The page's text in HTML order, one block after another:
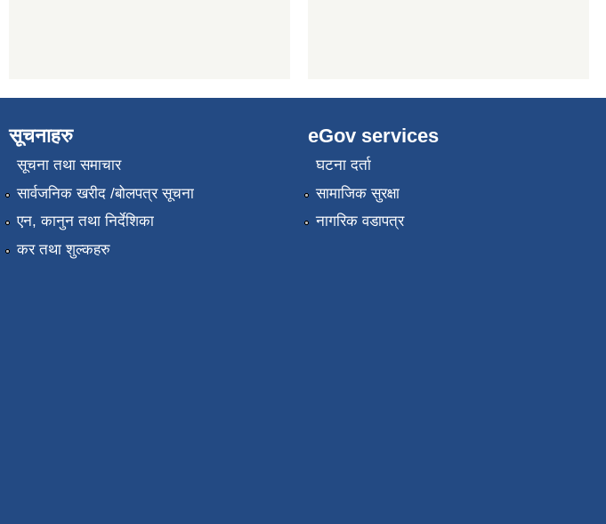
सूचनाहरु
सूचना तथा समाचार
सार्वजनिक खरीद /बोलपत्र सूचना
एन, कानुन तथा निर्देशिका
कर तथा शुल्कहरु
eGov services
घटना दर्ता
सामाजिक सुरक्षा
नागरिक वडापत्र